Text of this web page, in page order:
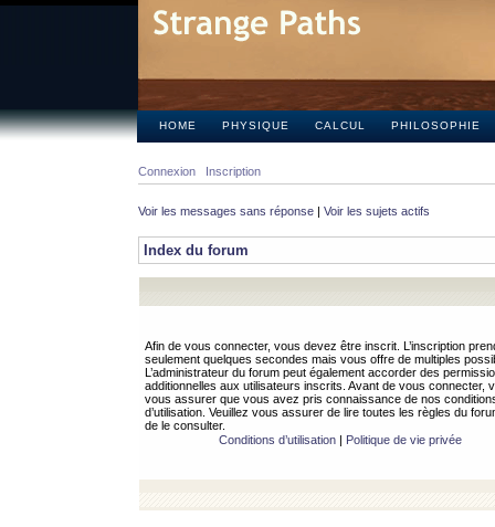
HOME PHYSIQUE CALCUL PHILOSOPHIE
Connexion Inscription
Voir les messages sans réponse | Voir les sujets actifs
Index du forum
Afin de vous connecter, vous devez être inscrit. L’inscription
seulement quelques secondes mais vous offre de multiples
L’administrateur du forum peut également accorder des
additionnelles aux utilisateurs inscrits. Avant de vous connecter,
vous assurer que vous avez pris connaissance de nos
d’utilisation. Veuillez vous assurer de lire toutes les règles du
de le consulter.
Conditions d’utilisation| Politique de vie privée